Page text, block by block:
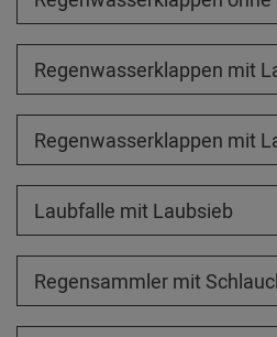
Regenwasserklappen mit
Regenwasserklappen mit
Laubfalle mit Laubsieb
Regensammler mit